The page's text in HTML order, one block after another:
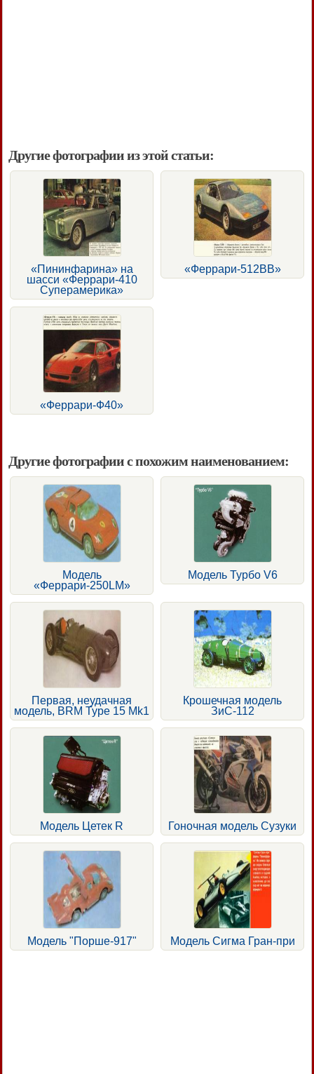
Другие фотографии из этой статьи:
«Пининфарина» на
шасси «Феррари-410
Суперамерика»
«Феррари-512ВВ»
«Феррари-Ф40»
Другие фотографии с похожим наименованием:
Модель
«Феррари-250LМ»
Модель Турбо V6
Первая, неудачная
модель, BRM Type 15 Mk1
Крошечная модель
ЗиС-112
Модель Цетек R Гоночная модель Сузуки
Модель "Порше-917" Модель Сигма Гран-при